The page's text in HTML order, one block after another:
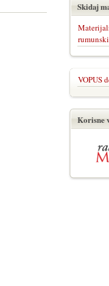
Skidaj
VOPUS
Korisne